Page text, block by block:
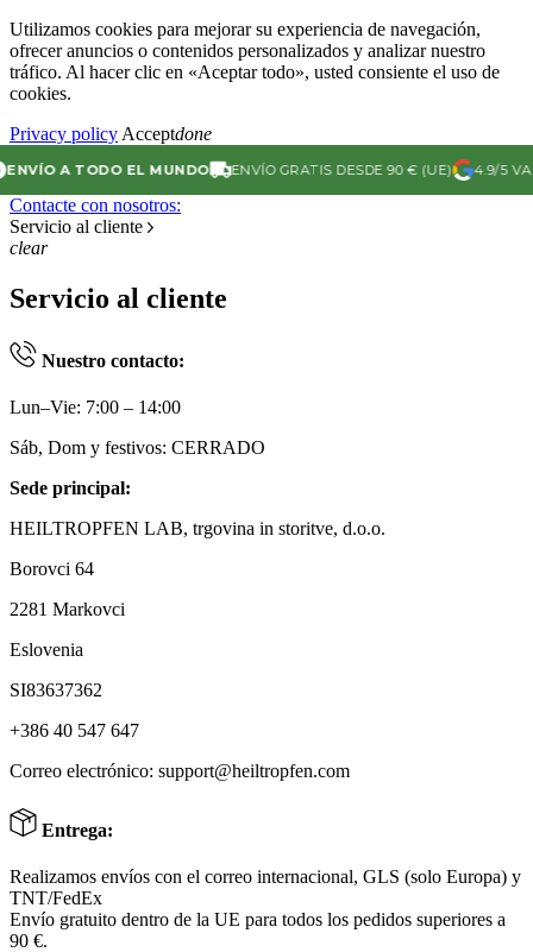
Utilizamos cookies para mejorar su experiencia de navegación,
ofrecer anuncios o contenidos personalizados y analizar nuestro
tráfico. Al hacer clic en «Aceptar todo», usted consiente el uso de
cookies.
Privacy policy Acceptdone
A TODO EL MUNDO ENVÍO GRATIS DESDE 90 € (UE) 4.9/5
Contacte con nosotros:
Servicio al cliente
clear
Servicio al cliente
Nuestro contacto:
Lun–Vie: 7:00 – 14:00
Sáb, Dom y festivos: CERRADO
Sede principal:
HEILTROPFEN LAB, trgovina in storitve, d.o.o.
Borovci 64
2281 Markovci
Eslovenia
SI83637362
+386 40 547 647
Correo electrónico: support@heiltropfen.com
Entrega:
Realizamos envíos con el correo internacional, GLS (solo Europa) y
TNT/FedEx
Envío gratuito dentro de la UE para todos los pedidos superiores a
90 €.